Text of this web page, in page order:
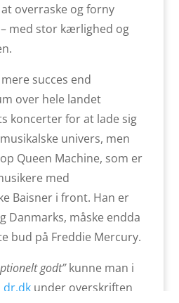
overraske og forny
med stor kærlighed og
succes end
over hele landet
koncerter for at lade sig
univers, men
Queen Machine, som er
med
Baisner i front. Han er
Danmarks, måske endda
bud på Freddie Mercury.
godt”kunne man i
dr.dkunder overskriften